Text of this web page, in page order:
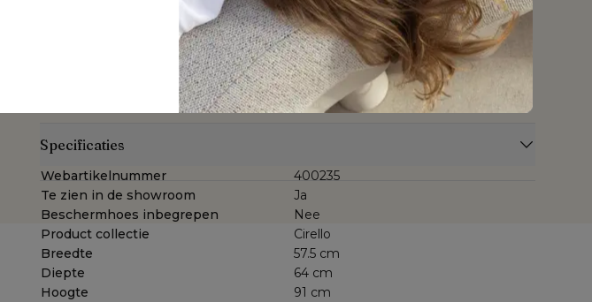
textileen is een weerbestendig, vormvast en sneldrogend materiaal. Dankzij de
open structuur is het een ademende bekleding en de elasticiteit garandeert
een geweldig zitcomfort. De samenstelling maakt het tevens een erg
duurzaam materiaal. Single textileen bestaat uit 1 laag textileen aan het zitvlak
Geniet van buitengewone keuze en design, met uitzonderlijke topkwaliteit.
Specificaties
Webartikelnummer
400235
Te zien in de showroom
Ja
Beschermhoes inbegrepen
Nee
Product collectie
Cirello
Breedte
57.5 cm
Diepte
64 cm
Hoogte
91 cm